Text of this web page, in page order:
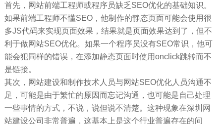
首先，网站前端工程师或程序员缺乏SEO优化的基础知识。
如果前端工程师不懂SEO，他制作的静态页面可能会使用很
多JS代码来实现页面效果，结果就是页面效果达到了，但不
利于做网站SEO优化。如果一个程序员没有SEO常识，他可
能会犯同样的错误，在添加静态页面时使用onclick跳转而不
是链接。
其次，网站建设和制作技术人员与网站SEO优化人员沟通不
足，可能是由于繁忙的原因而忘记沟通，也可能是自己处理
一些事情的方式，不说，说但说不清楚。这种现象在深圳网
站建设公司非常普遍，这基本上是这个行业普遍存在的问